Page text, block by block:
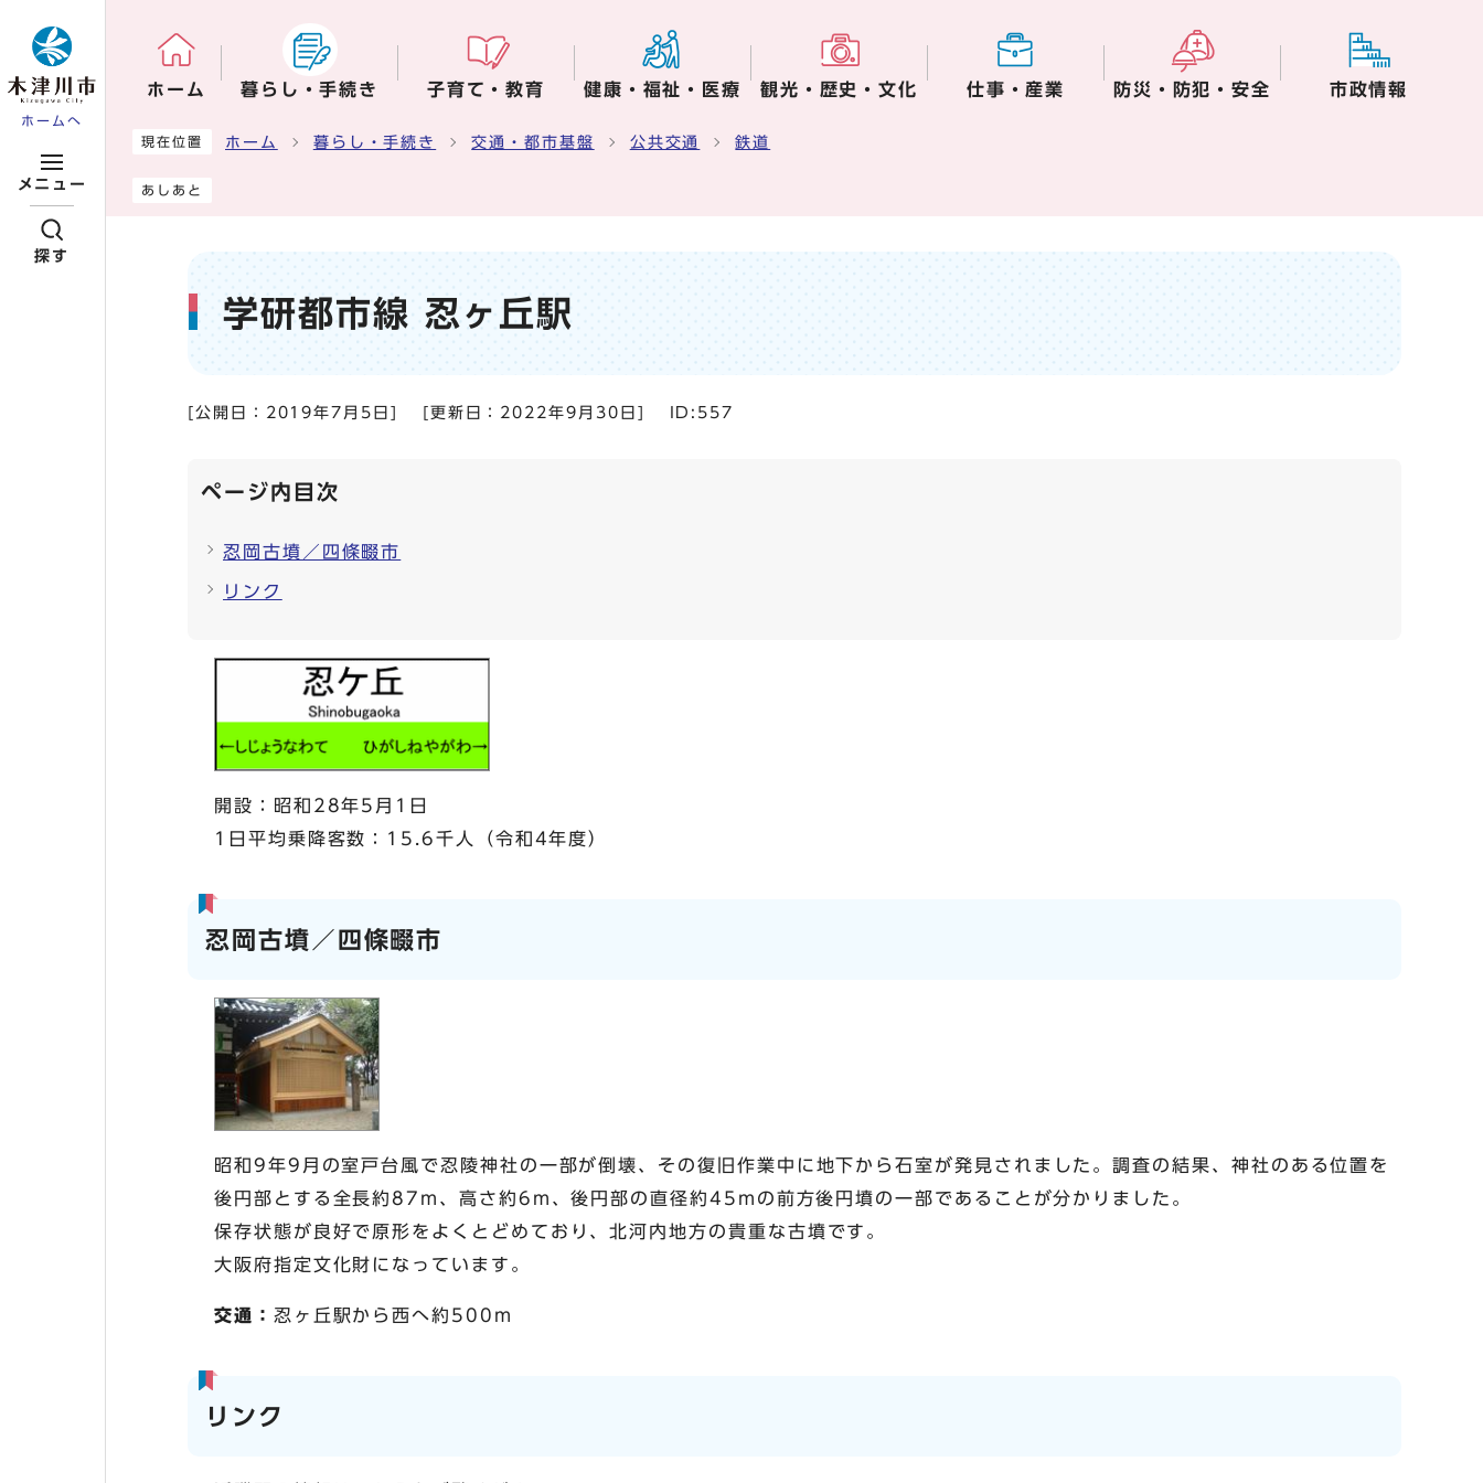
ホームへ
メニュー
探す
ホーム 暮らし・手続き 子育て・教育 健康・福祉・医療 観光・歴史・文化 仕事・産業 防災・防犯・安全 市政情報
ここから本文です
現在位置 ホーム 暮らし・手続き 交通・都市基盤 公共交通 鉄道
あしあと
学研都市線 忍ヶ丘駅
[公開日： 2019年7月5日 [更新日： 2022年9月30日 ID:557
ページ内目次
忍岡古墳／四條畷市
リンク
開設：昭和28年5月1日
1日平均乗降客数：15.6千人（令和4年度）
忍岡古墳／四條畷市
昭和9年9月の室戸台風で忍陵神社の一部が倒壊、その復旧作業中に地下から石室が発見されました。調査の結果、神社のある位置を
後円部とする全長約87m、高さ約6m、後円部の直径約45mの前方後円墳の一部であることが分かりました。
保存状態が良好で原形をよくとどめており、北河内地方の貴重な古墳です。
大阪府指定文化財になっています。
交通： 忍ヶ丘駅から西へ約500m
リンク